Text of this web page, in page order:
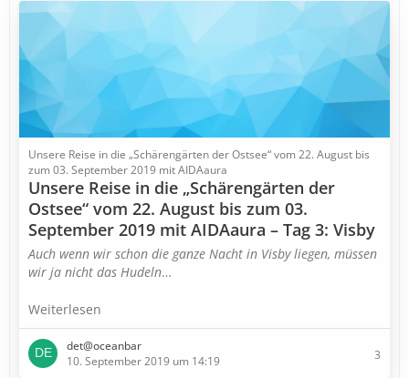
Unsere Reise in die „Schärengärten der Ostsee“ vom 22. August bis
zum 03. September 2019 mit AIDAaura
Unsere Reise in die „Schärengärten der
Ostsee“ vom 22. August bis zum 03.
September 2019 mit AIDAaura – Tag 3: Visby
Auch wenn wir schon die ganze Nacht in Visby liegen, müssen
wir ja nicht das Hudeln…
Weiterlesen
det@oceanbar
10. September 2019 um 14:19
3